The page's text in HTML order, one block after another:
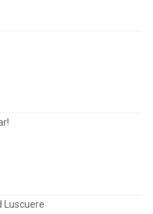
Luscuere